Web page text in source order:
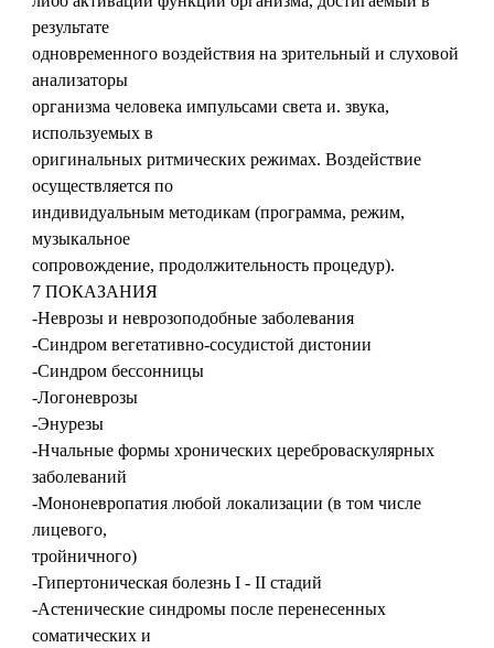
результате
одновременного воздействия на зрительный и слуховой
анализаторы
организма человека импульсами света и. звука,
используемых в
оригинальных ритмических режимах. Воздействие
осуществляется по
индивидуальным методикам (программа, режим,
музыкальное
сопровождение, продолжительность процедур).
7 ПОКАЗАНИЯ
-Неврозы и неврозоподобные заболевания
-Синдром вегетативно-сосудистой дистонии
-Синдром бессонницы
-Логоневрозы
-Энурезы
-Нчальные формы хронических цереброваскулярных
заболеваний
-Мононевропатия любой локализации (в том числе
лицевого,
тройничного)
-Гипертоническая болезнь I - II стадий
-Астенические синдромы после перенесенных
соматических и